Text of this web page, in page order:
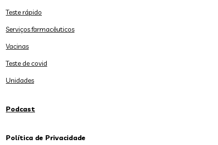
Teste rápido
Serviços farmacêuticos
Vacinas
Teste de covid
Unidades
Podcast
Política de Privacidade